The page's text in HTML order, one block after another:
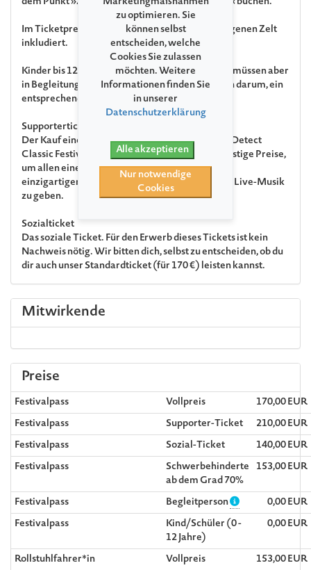
Im Ticketpreis ist das kostenfreie Campen im eigenen Zelt
inkludiert.
Kinder bis 12 Jahre erhalten einen freien Eintritt, müssen aber
in Begleitung eines Erwachsenen sein. Wir bitten darum, ein
entsprechendes Ticekt zu buchen.
Supportertickets
Der Kauf eines Supportertickets unterstützt das Detect
Classic Festival und ermöglicht so weiterhin günstige Preise,
um allen einen niedrigschwelligen Zugang zum
einzigartigen Erleben von klassischer Musik und Live-Musik
zu geben.
Sozialticket
Das soziale Ticket. Für den Erwerb dieses Tickets ist kein
Nachweis nötig. Wir bitten dich, selbst zu entscheiden, ob du
dir auch unser Standardticket (für 170 €) leisten kannst.
Mitwirkende
Preise
Festivalpass Vollpreis
170,00 EUR
Festivalpass
Supporter-Ticket
210,00 EUR
Festivalpass
Sozial-Ticket
140,00 EUR
Festivalpass
Schwerbehinderte
ab dem Grad 70%
153,00 EUR
Festivalpass Begleitperson
0,00 EUR
Festivalpass
Kind/Schüler (0 -
12 Jahre)
0,00 EUR
Rollstuhlfahrer*in Vollpreis 153,00 EUR
zu optimieren. Sie
können selbst
entscheiden, welche
Cookies Sie zulassen
möchten. Weitere
Informationen finden Sie
in unserer
Datenschutzerklärung
Alle akzeptieren
Nur notwendige
Cookies